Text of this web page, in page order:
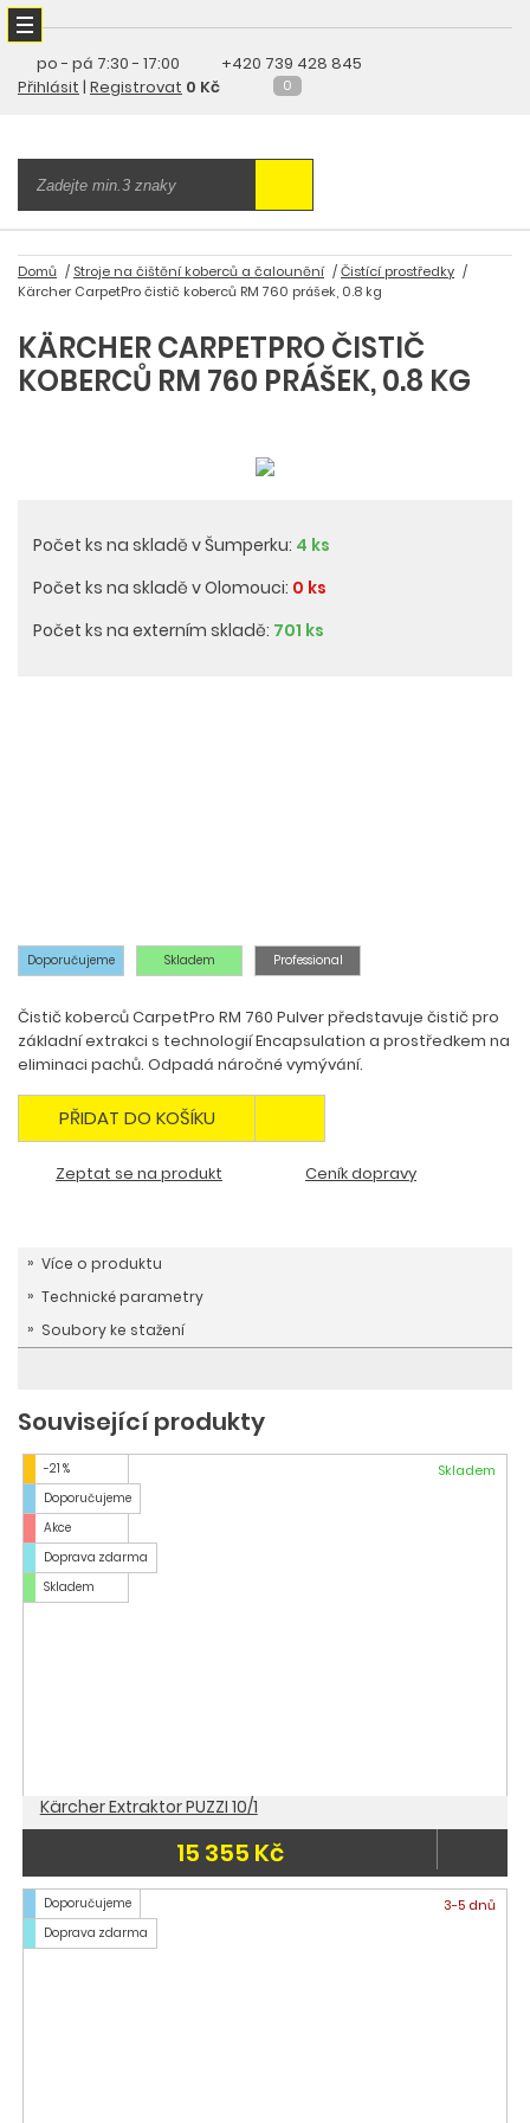
po - pá 7:30 - 17:00
+420 739 428 845
Přihlásit | Registrovat 0 Kč 0
Domů Stroje na čištění koberců a čalounění
Čistící prostředky
Kärcher CarpetPro čistič koberců RM 760 prášek, 0.8 kg
KÄRCHER CARPETPRO ČISTIČ
KOBERCŮ RM 760 PRÁŠEK, 0.8 KG
Počet ks na skladě v Šumperku: 4 ks
Počet ks na skladě v Olomouci: 0 ks
Počet ks na externím skladě: 701 ks
Doporučujeme Skladem Professional
Čistič koberců CarpetPro RM 760 Pulver představuje čistič pro
základní extrakci s technologií Encapsulation a prostředkem na
eliminaci pachů. Odpadá náročné vymývání.
PŘIDAT DO KOŠÍKU
Zeptat se na produkt Ceník dopravy
Více o produktu
Technické parametry
Soubory ke stažení
Související produkty
-21 %
Doporučujeme
Akce
Doprava zdarma
Skladem
Skladem
Kärcher Extraktor PUZZI 10/1
15 355 Kč
Doporučujeme
Doprava zdarma
3-5 dnů